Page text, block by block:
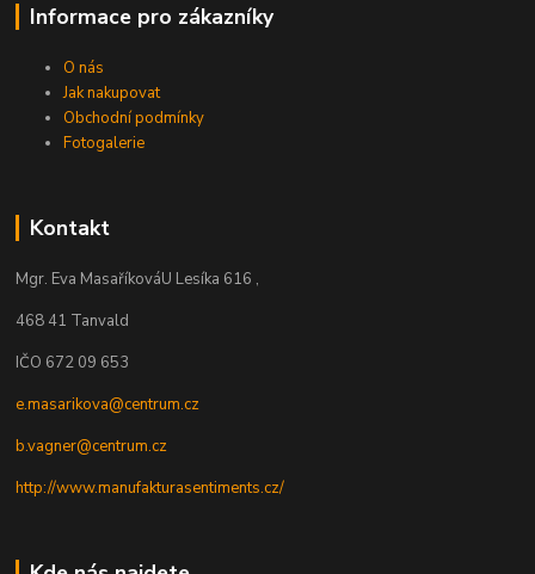
Informace pro zákazníky
O nás
Jak nakupovat
Obchodní podmínky
Fotogalerie
Kontakt
Mgr. Eva MasaříkováU Lesíka 616 ,
468 41 Tanvald
IČO 672 09 653
e.masarikova@centrum.cz
b.vagner@centrum.cz
http://www.manufakturasentiments.cz/